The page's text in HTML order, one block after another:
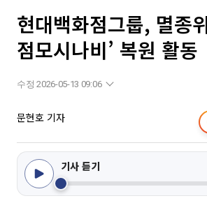
현대백화점그룹, 멸종
점모시나비’ 복원 활동
수정 2026-05-13 09:06
문현호 기자
기사 듣기